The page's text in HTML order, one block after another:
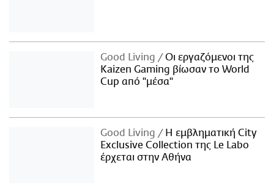
Good Living
Οι εργαζόμενοι της
Kaizen Gaming βίωσαν το World
Cup από "μέσα"
Good Living
Η εμβληματική City
Exclusive Collection της Le Labo
έρχεται στην Αθήνα